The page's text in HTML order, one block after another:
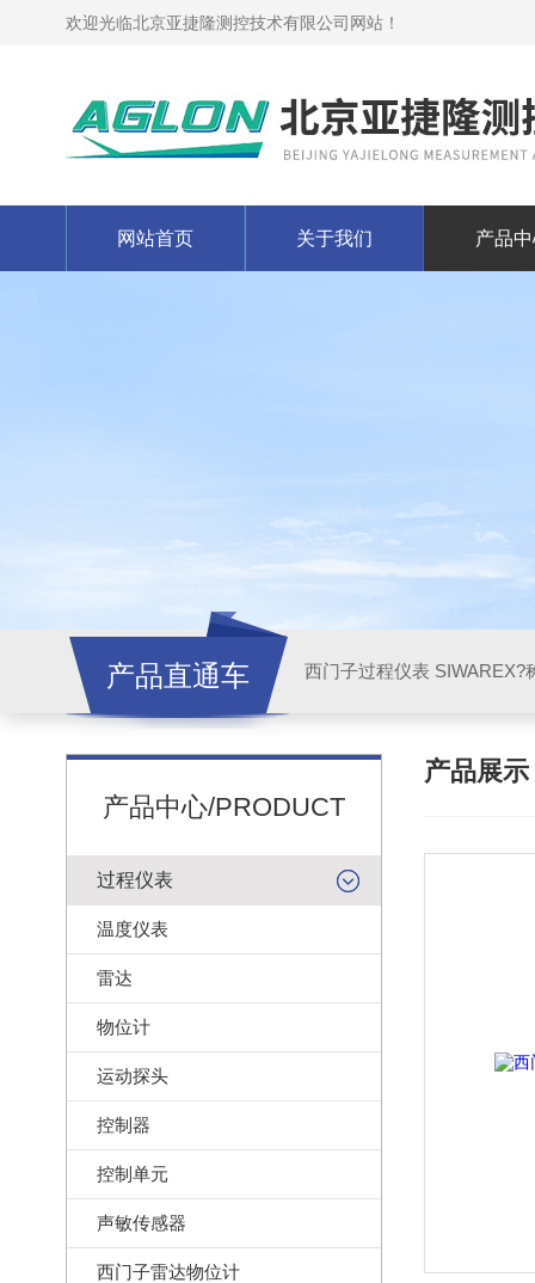
欢迎光临北京亚捷隆测控技术有限公司网站！
网站首页 关于我们 产品
产品直通车 西门子过程仪表 SIWAREX?
产品中心/PRODUCT
过程仪表
温度仪表
雷达
物位计
运动探头
控制器
控制单元
声敏传感器
西门子雷达物位计
产品展示